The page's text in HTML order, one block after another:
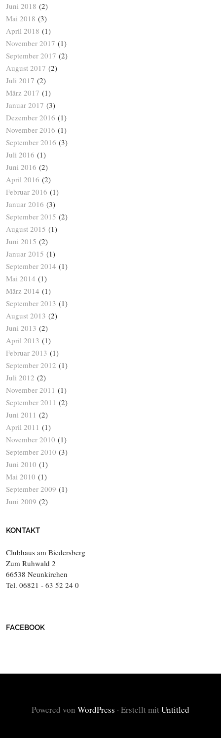
Juni 2018 (2)
Mai 2018 (3)
April 2018 (1)
November 2017 (1)
September 2017 (2)
August 2017 (2)
Juli 2017 (2)
März 2017 (1)
Januar 2017 (3)
Dezember 2016 (1)
November 2016 (1)
September 2016 (3)
Juli 2016 (1)
Juni 2016 (2)
April 2016 (2)
Februar 2016 (1)
Januar 2016 (3)
September 2015 (2)
August 2015 (1)
Juni 2015 (2)
Januar 2015 (1)
September 2014 (1)
Mai 2014 (1)
März 2014 (1)
September 2013 (1)
August 2013 (2)
Juni 2013 (2)
April 2013 (1)
Februar 2013 (1)
September 2012 (1)
Juli 2012 (2)
November 2011 (1)
September 2011 (2)
Juni 2011 (2)
April 2011 (1)
November 2010 (1)
September 2010 (3)
Juni 2010 (1)
Mai 2010 (1)
September 2009 (1)
Juni 2009 (2)
KONTAKT
Clubhaus am Biedersberg
Zum Ruhwald 2
66538 Neunkirchen
Tel. 06821 - 63 52 24 0
FACEBOOK
Powered von WordPress · Erstellt mit Untitled